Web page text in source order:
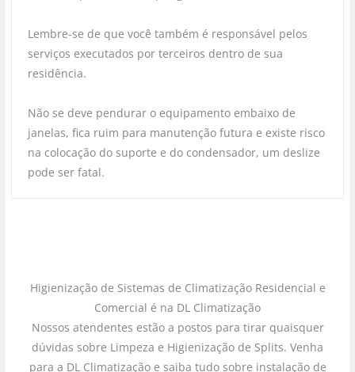
Lembre-se de que você também é responsável pelos
serviços executados por terceiros dentro de sua
residência.
Não se deve pendurar o equipamento embaixo de
janelas, fica ruim para manutenção futura e existe risco
na colocação do suporte e do condensador, um deslize
pode ser fatal.
Higienização de Sistemas de Climatização Residencial e
Comercial é na DL Climatização
Nossos atendentes estão a postos para tirar quaisquer
dúvidas sobre Limpeza e Higienização de Splits. Venha
para a DL Climatização e saiba tudo sobre instalação de